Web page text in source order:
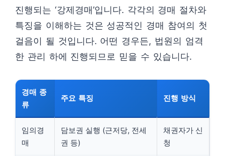
진행되는 ‘강제경매’입니다. 각각의 경매 절차와
특징을 이해하는 것은 성공적인 경매 참여의 첫
걸음이 될 것입니다. 어떤 경우든, 법원의 엄격
한 관리 하에 진행되므로 믿을 수 있습니다.
경매 종
류
주요 특징 진행 방식
임의경
매
담보권 실행 (근저당, 전세
권 등)
채권자가 신
청